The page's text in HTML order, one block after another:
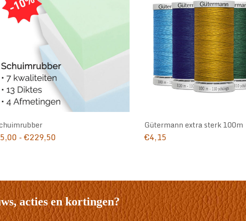
5,00 -€229,50Prijsklasse:
Gütermann extra sterk 100m
€4,15
acties en kortingen?